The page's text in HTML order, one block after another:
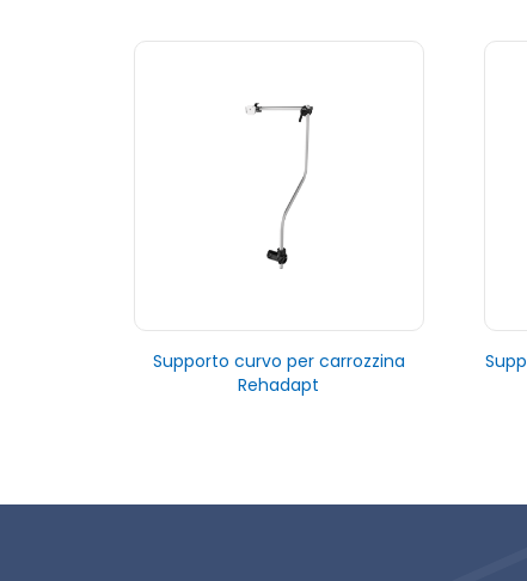
Supporto curvo per carrozzina
Rehadapt